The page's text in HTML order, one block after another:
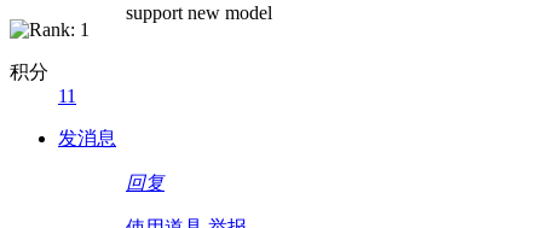
积分
11
发消息
support new model
回复